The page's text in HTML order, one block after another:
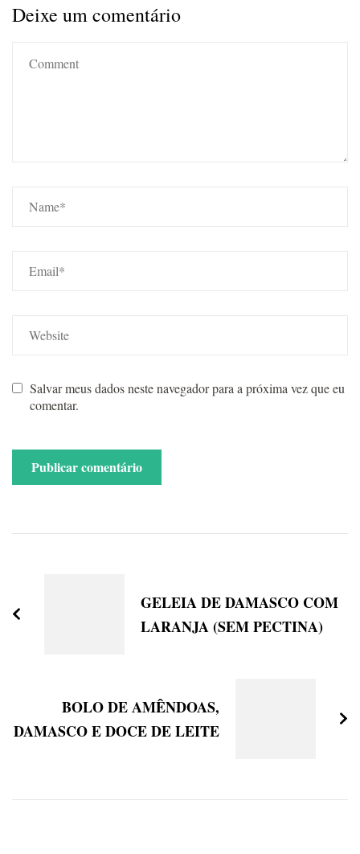
Deixe um comentário
Salvar meus dados neste navegador para a próxima vez que eu
comentar.
Navigation
GELEIA DE DAMASCO COM
LARANJA (SEM PECTINA)
BOLO DE AMÊNDOAS,
DAMASCO E DOCE DE LEITE